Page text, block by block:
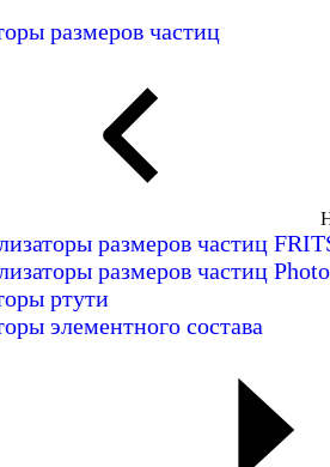
размеров частиц
размеров частиц
размеров частиц
ртути
элементного состава